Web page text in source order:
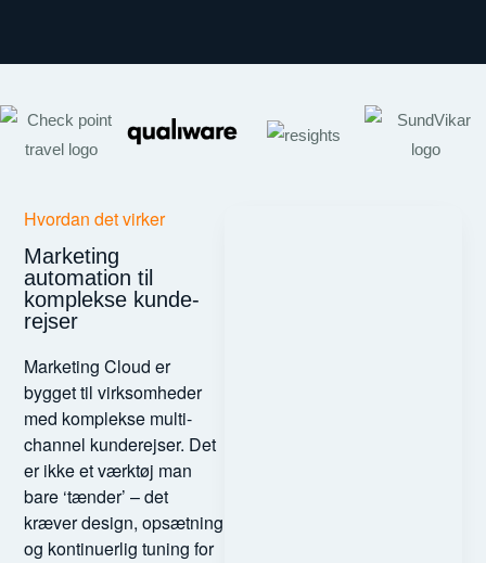
Hvordan det virker
Marketing
automation til
komplekse kunde-
rejser
Marketing Cloud er
bygget til virksomheder
med komplekse multi-
channel kunderejser. Det
er ikke et værktøj man
bare ‘tænder’ – det
kræver design, opsætning
og kontinuerlig tuning for